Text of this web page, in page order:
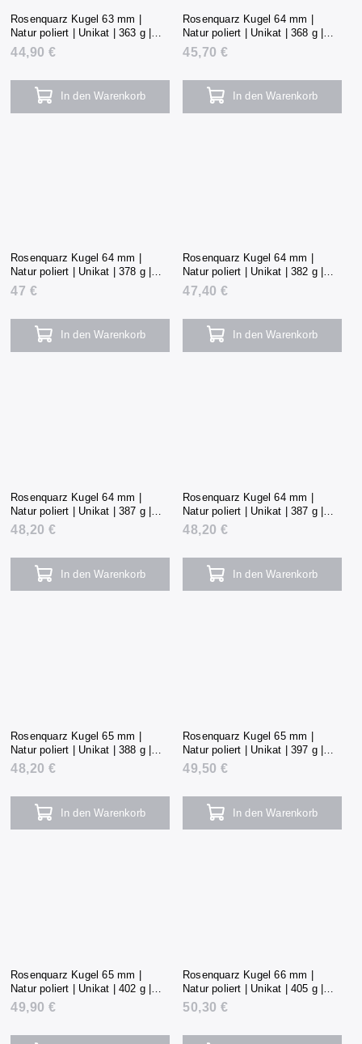
Rosenquarz Kugel 63 mm |
Natur poliert | Unikat | 363 g |
Madagaskar
44,90 €
In den Warenkorb
Rosenquarz Kugel 64 mm |
Natur poliert | Unikat | 368 g |
Madagaskar
45,70 €
In den Warenkorb
Rosenquarz Kugel 64 mm |
Natur poliert | Unikat | 378 g |
Madagaskar
47 €
In den Warenkorb
Rosenquarz Kugel 64 mm |
Natur poliert | Unikat | 382 g |
Madagaskar
47,40 €
In den Warenkorb
Rosenquarz Kugel 64 mm |
Natur poliert | Unikat | 387 g |
Madagaskar
48,20 €
In den Warenkorb
Rosenquarz Kugel 64 mm |
Natur poliert | Unikat | 387 g |
Madagaskar
48,20 €
In den Warenkorb
Rosenquarz Kugel 65 mm |
Natur poliert | Unikat | 388 g |
Madagaskar
48,20 €
In den Warenkorb
Rosenquarz Kugel 65 mm |
Natur poliert | Unikat | 397 g |
Madagaskar
49,50 €
In den Warenkorb
Rosenquarz Kugel 65 mm |
Natur poliert | Unikat | 402 g |
Madagaskar
49,90 €
Rosenquarz Kugel 66 mm |
Natur poliert | Unikat | 405 g |
Madagaskar
50,30 €